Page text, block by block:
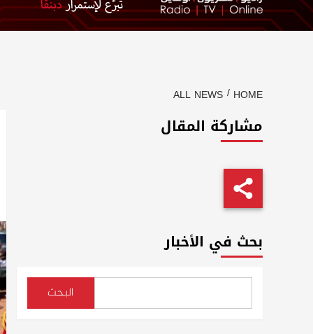
HOME
ALL NEWS
مشاركة المقال
بحث في الأخبار
البحث